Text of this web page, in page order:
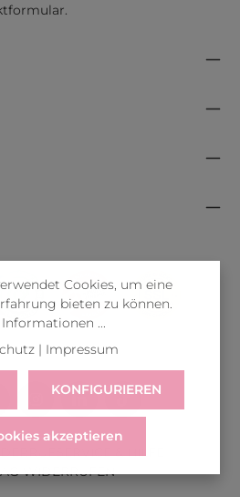
.
WIDERRUFEN
Cookies, um eine
bieten zu können.
...
| Impressum
KONFIGURIEREN
akzeptieren